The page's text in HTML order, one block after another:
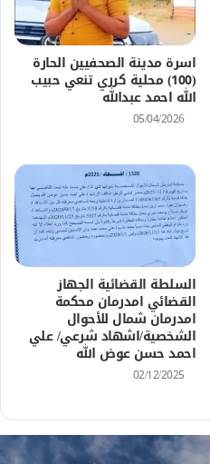
اسرة مدينة الصحفيين الحارة
(100) محلية كرري تنعي حبيب
الله احمد عبدالله
05/04/2026
السلطة القضائية الجهاز
القضائي امدرمان محكمة
امدرمان شمال للأحوال
الشخصية/اشهاد شرعي/ علي
احمد حسن عوض الله
02/12/2025